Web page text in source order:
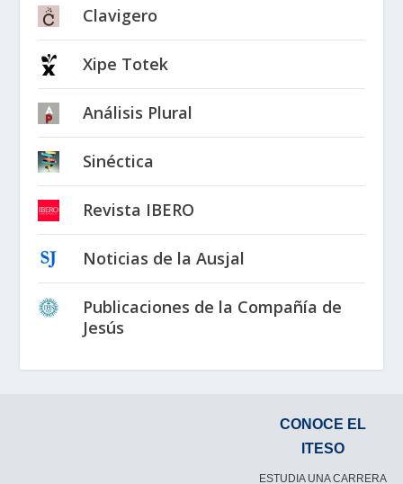
Clavigero
Xipe Totek
Análisis Plural
Sinéctica
Revista IBERO
Noticias de la Ausjal
Publicaciones de la Compañía de
Jesús
CONOCE EL
ITESO
ESTUDIA UNA CARRERA